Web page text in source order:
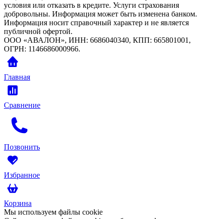
условия или отказать в кредите. Услуги страхования
добровольны. Информация может быть изменена банком.
Информация носит справочный характер и не является
публичной офертой.
ООО «АВАЛОН», ИНН: 6686040340, КПП: 665801001,
ОГРН: 1146686000966.
Главная
Сравнение
Позвонить
Избранное
Корзина
Мы иcпользуем файлы cookie